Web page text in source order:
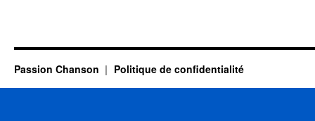
Passion Chanson Politique de confidentialité